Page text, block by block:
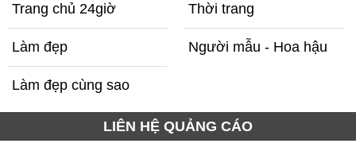
Trang chủ 24giờ Thời trang
Làm đẹp Người mẫu - Hoa hậu
Làm đẹp cùng sao
LIÊN HỆ QUẢNG CÁO